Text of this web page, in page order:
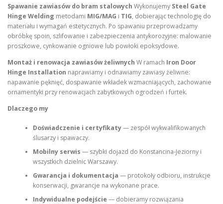
Spawanie zawiasów do bram stalowych Wykonujemy Steel Gate
Hinge Welding metodami MIG/MAG i TIG, dobierając technologię do
materiału i wymagań estetycznych. Po spawaniu przeprowadzamy
obróbkę spoin, szlifowanie i zabezpieczenia antykorozyjne: malowanie
proszkowe, cynkowanie ogniowe lub powłoki epoksydowe.
Montaż i renowacja zawiasów żeliwnych W ramach Iron Door
Hinge Installation naprawiamy i odnawiamy zawiasy żeliwne:
napawanie pęknięć, dospawanie wkładek wzmacniających, zachowanie
ornamentyki przy renowacjach zabytkowych ogrodzeń i furtek.
Dlaczego my
Doświadczenie i certyfikaty— zespół wykwalifikowanych
ślusarzy i spawaczy.
Mobilny serwis — szybki dojazd do Konstancina‑Jeziorny i
wszystkich dzielnic Warszawy.
Gwarancja i dokumentacja — protokoły odbioru, instrukcje
konserwacji, gwarancje na wykonane prace.
Indywidualne podejście — dobieramy rozwiązania